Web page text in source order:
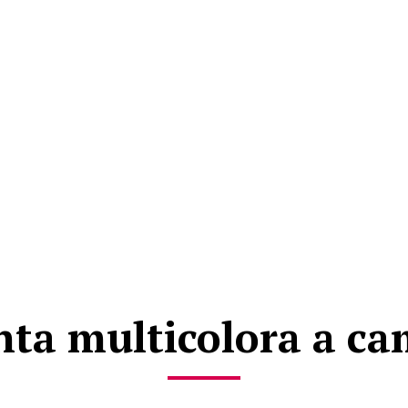
multicolora a